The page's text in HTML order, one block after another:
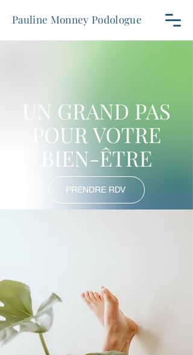
Pauline Monney Podologue
UN GRAND PAS
POUR VOTRE
BIEN-ÊTRE
PRENDRE RDV